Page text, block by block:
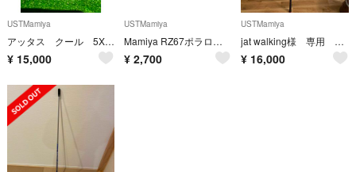
USTMamiya
アッタス クール 5X キャロウェイ スリーブ
¥ 15,000
USTMamiya
Mamiya RZ67ポラロイドパック2個
¥ 2,700
USTMamiya
jat walking様 専用 ping スリーブ付き the attas 5x
¥ 16,000